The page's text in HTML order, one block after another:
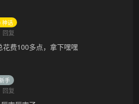
神话
回复
花费100多点，拿下嘿嘿
手
回复